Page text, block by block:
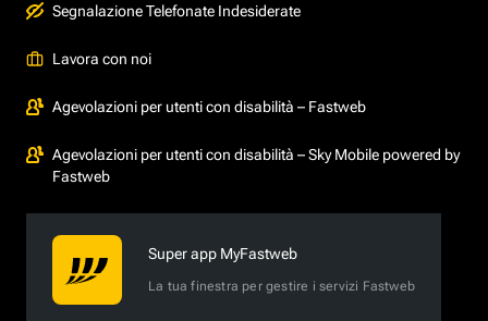
Segnalazione Telefonate Indesiderate
Lavora con noi
Agevolazioni per utenti con disabilità – Fastweb
Agevolazioni per utenti con disabilità – Sky Mobile powered by
Fastweb
Super app MyFastweb
La tua finestra per gestire i servizi Fastweb